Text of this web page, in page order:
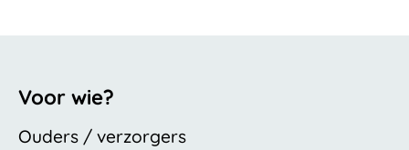
Voor wie?
Ouders / verzorgers